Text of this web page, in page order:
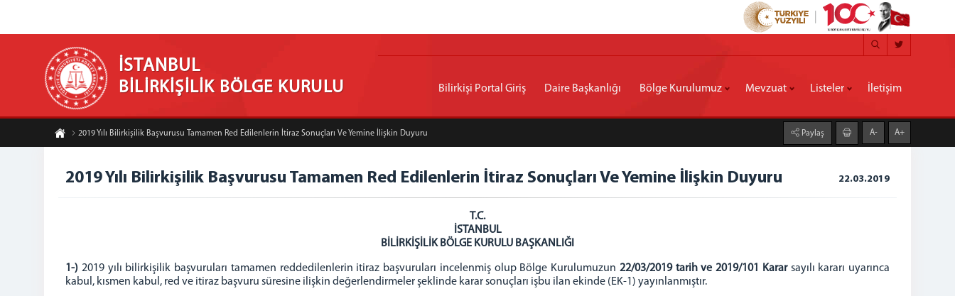
İSTANBUL
BİLİRKİŞİLİK BÖLGE KURULU Bilirkişi Portal Giriş Daire Başkanlığı Bölge Kurulumuz Mevzuat Listeler İletişim
2019 Yılı Bilirkişilik Başvurusu Tamamen Red Edilenlerin İtiraz Sonuçları Ve Yemine İlişkin Duyuru Paylaş A- A+
2019 Yılı Bilirkişilik Başvurusu Tamamen Red Edilenlerin İtiraz Sonuçları Ve Yemine İlişkin Duyuru 22.03.2019
T.C.
İSTANBUL
BİLİRKİŞİLİK BÖLGE KURULU BAŞKANLIĞI
1-) 2019 yılı bilirkişilik başvuruları tamamen reddedilenlerin itiraz başvuruları incelenmiş olup Bölge Kurulumuzun 22/03/2019 tarih ve 2019/101 Kararsayılı kararı uyarınca
kabul, kısmen kabul, red ve itiraz başvuru süresine ilişkin değerlendirmeler şeklinde karar sonuçları işbu ilan ekinde (EK-1) yayınlanmıştır.